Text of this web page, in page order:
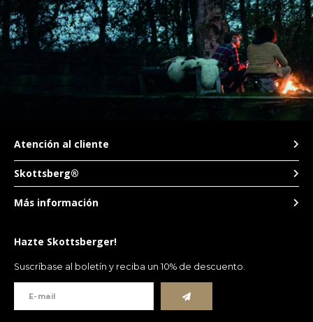
Skottsberg®
Atención al cliente
Más información
Hazte Skottsberger!
Suscríbase al boletín y reciba un 10% de descuento.